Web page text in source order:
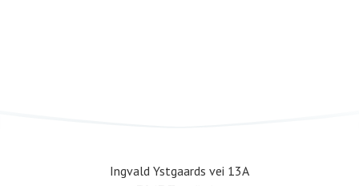
Ingvald Ystgaards vei 13A